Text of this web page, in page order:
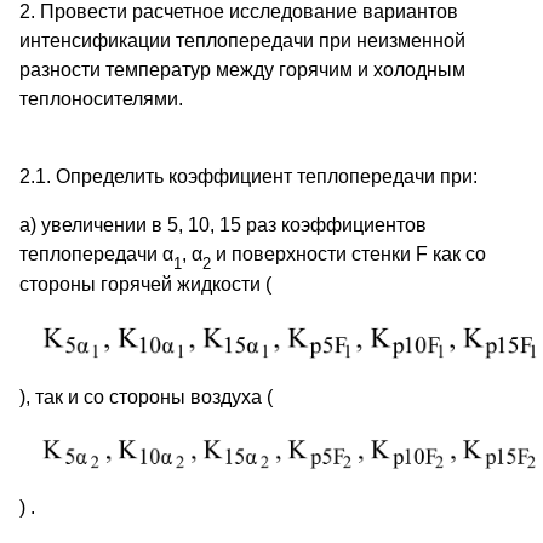
2. Провести расчетное исследование вариантов
интенсификации теплопередачи при неизменной
разности температур между горячим и холодным
теплоносителями.
2.1. Определить коэффициент теплопередачи при:
а) увеличении в 5, 10, 15 раз коэффициентов
теплопередачи α1 , α2 и поверхности стенки F как со
стороны горячей жидкости (
), так и со стороны воздуха (
) .